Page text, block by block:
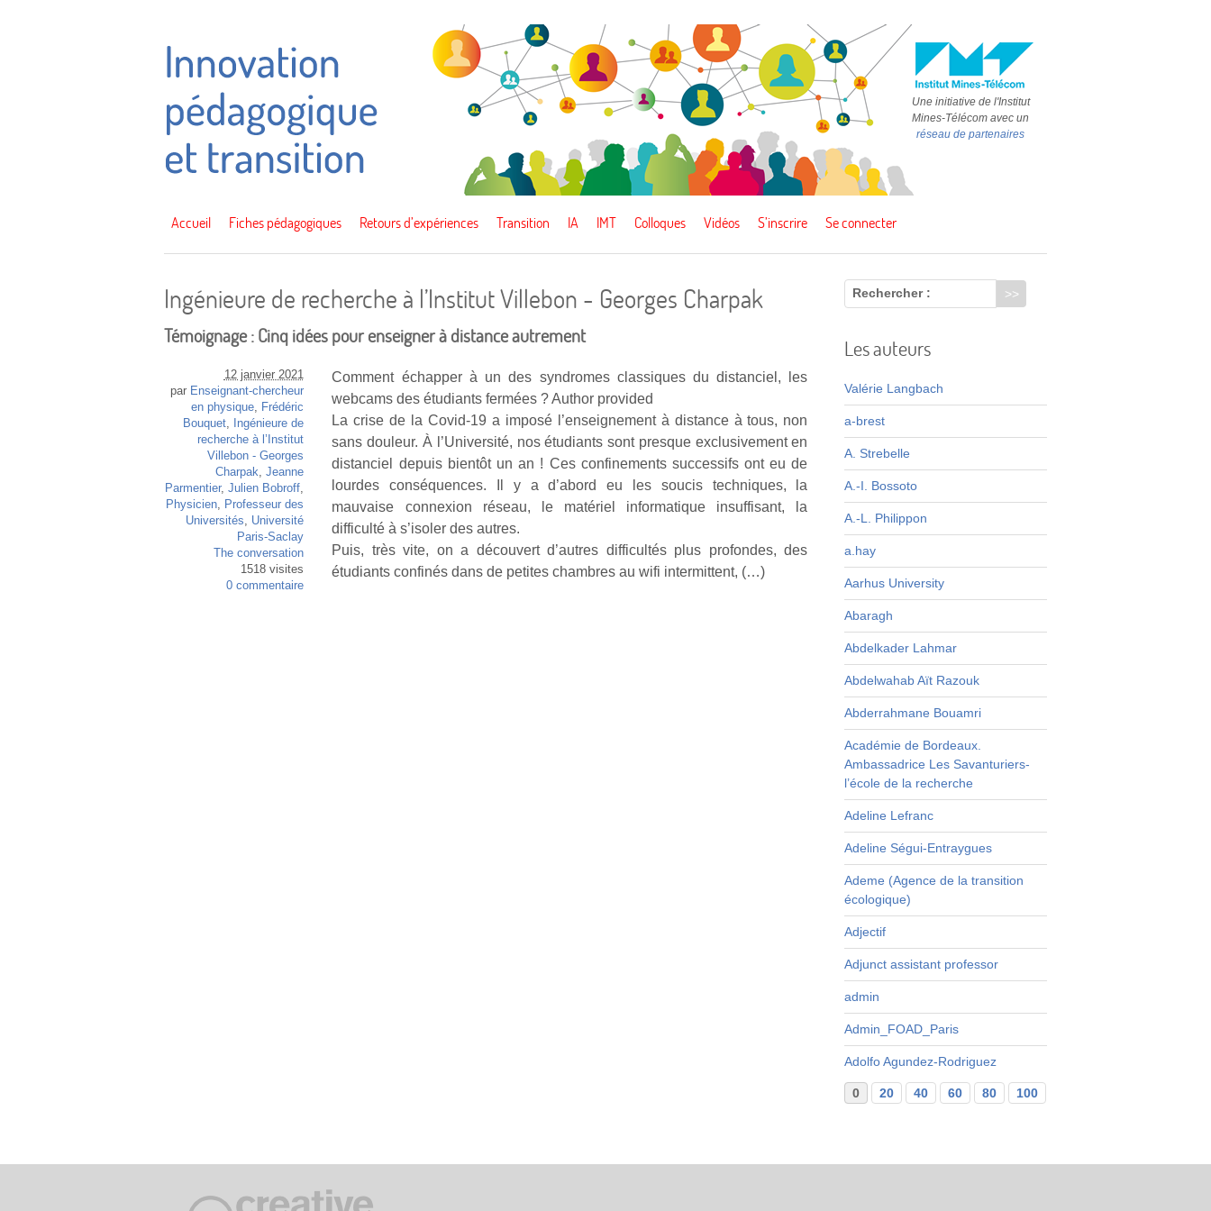
Une initiative de l'Institut
Mines-Télécom avec un
réseau de partenaires
Accueil Fiches pédagogiques Retours d’expériences Transition IA IMT Colloques Vidéos S’inscrire Se connecter
Ingénieure de recherche à l’Institut Villebon - Georges Charpak
Témoignage : Cinq idées pour enseigner à distance autrement
Comment échapper à un des syndromes classiques du distanciel, les
webcams des étudiants fermées ? Author provided
La crise de la Covid-19 a imposé l’enseignement à distance à tous, non
sans douleur. À l’Université, nos étudiants sont presque exclusivement en
distanciel depuis bientôt un an ! Ces confinements successifs ont eu de
lourdes conséquences. Il y a d’abord eu les soucis techniques, la
mauvaise connexion réseau, le matériel informatique insuffisant, la
difficulté à s’isoler des autres.
Puis, très vite, on a découvert d’autres difficultés plus profondes, des
étudiants confinés dans de petites chambres au wifi intermittent, (…)
12 janvier 2021
par Enseignant-chercheur
en physique,
Frédéric
Bouquet,
Ingénieure de
recherche à l’Institut
Villebon - Georges
Charpak
Jeanne
Parmentier, Julien Bobroff,
Physicien,
Professeur des
Universités
Université
Paris-Saclay
The conversation
1518 visites
0 commentaire
Rechercher :
Les auteurs
Valérie Langbach
a-brest
A. Strebelle
A.-I. Bossoto
A.-L. Philippon
a.hay
Aarhus University
Abaragh
Abdelkader Lahmar
Abdelwahab Aït Razouk
Abderrahmane Bouamri
Académie de Bordeaux.
Ambassadrice Les Savanturiers-
l’école de la recherche
Adeline Lefranc
Adeline Ségui-Entraygues
Ademe (Agence de la transition
écologique)
Adjectif
Adjunct assistant professor
admin
Admin_FOAD_Paris
Adolfo Agundez-Rodriguez
0 20 40 60 80 100